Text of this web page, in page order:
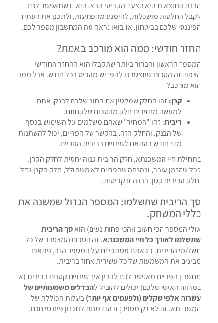
הבנת התוצאות היא הצעד הקריטי הבא. היא זו שתאפשר לכם
לקבל החלטות מושכלות, להימנע מהפתעות, ולתכנן את העתיד
הפיננסי שלכם בביטחון. אז בואו נראה מה המחשבון מספר לכם.
החזר חודשי: ממה הוא מורכב באמת?
המספר הראשון והברור ביותר שתקבלו הואההחזר החודשי
הצפוי. זה הסכום שתצטרכו להפריש מהכיס בכל חודש. אבל ממה
הוא מורכב?
קרן: זהו החלק שמקטין את החוב שלכם לבנק. אתם
למעשה מחזירים חלק מהסכום שלקחתם.
ריבית: זהו "המחיר" שאתם משלמים על השימוש בכסף
של הבנק. והחלק הזה, בהקשר של הפריים, יכוללהשתנות
מדי חודש בהתאם לשינויים בריבית הפריים.
בתחילת חיי המשכנתא, חלק הריבית גבוה יחסית לחלק הקרן.
ככל שהזמן עובר, ובהנחה שהפריים לא משתולל, חלק הקרן גדל
וחלק הריבית קטן. הבנה זו קריטית.
סך הריבית שתשלמו: המספר הגדול שמשנה את
כללי המשחק.
אולי המספר הכי חשוב (והכי פחות נעים) הואסך הריבית
שתשלמו לאורך כל חיי המשכנתא. זה הסכום המצטבר של כל
תשלומי הריבית. כשאתם מסתכלים על המספר הזה, פתאום
מבינים את המשמעות של כל עשירית אחוז בריבית.
מחשבון הפריים מאפשר לכם להבין איך שינויים קטנים בריבית (או
במרווח האישי שלכם) יכולים להוביל להבדלים משמעותיים של
עשרות אלפי שקלים (ולפעמים אף יותר)בעלות הכוללת של
המשכנתא. זה לא רק מספר; זו הזדמנות לתכנון פיננסי חכם.